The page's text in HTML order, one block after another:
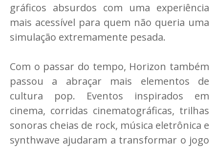
gráficos absurdos com uma experiência
mais acessível para quem não queria uma
simulação extremamente pesada.
Com o passar do tempo, Horizon também
passou a abraçar mais elementos de
cultura pop. Eventos inspirados em
cinema, corridas cinematográficas, trilhas
sonoras cheias de rock, música eletrônica e
synthwave ajudaram a transformar o jogo